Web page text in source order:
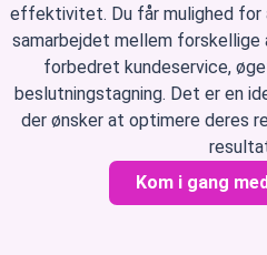
effektivitet. Du får mulighed
samarbejdet mellem
forbedret kundeservice,
beslutningstagning. Det er en
der ønsker at optimere deres
Kom i gang